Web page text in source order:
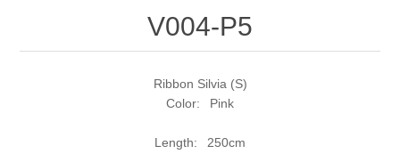
V004-P5
Ribbon Silvia (S)
Color: Pink
Length: 250cm